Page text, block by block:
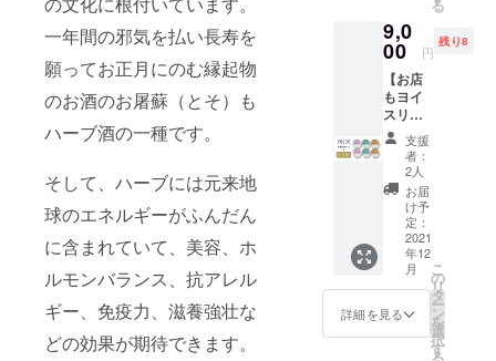
一年間の邪気を払い長寿を
願ってお正月にのむ縁起物
のお酒のお屠蘇（とそ）も
ハーブ酒の一種です。
そして、ハーブには元来地
球のエネルギーがふんだん
に含まれていて、美容、ホ
ルモンバランス、抗アレル
ギー、免疫力、滋養強壮な
どの効果が期待できます。
歳未満
の方の
ご購入
はご遠
慮くだ
さい。
※お届け
は2021
年12月
を予定
してお
りま
す。 ※
製造状
況によ
時期が
遅れる
送料870
円 ※ヨ
イスリ
ターン
は225円
お得で
ヨイ
ス。 ※
クール
便での
送料込
みで
す。 ※
アル
コール
入り商
品の
E］ ・
YOICE
ビュー
ティー
・ハー
ブ
ティー
1個 ・
YOICE
エナ
ジー・
ハーブ
ティー
1個 ・
YOICE
グッド
スリー
る
9,0
00 円
残り8
【お店
もヨイ
スリ
ター
ン】限
定10
セット
YOICE
（ヨイ
ス）3種
6個セッ
食事券
5,000円
分 ・
YOICE
支援
者：
2人
お届
け予
定：
2021
年12
月
詳細を見る
こ
の
リ
タ
ー
ン
を
選
択
す